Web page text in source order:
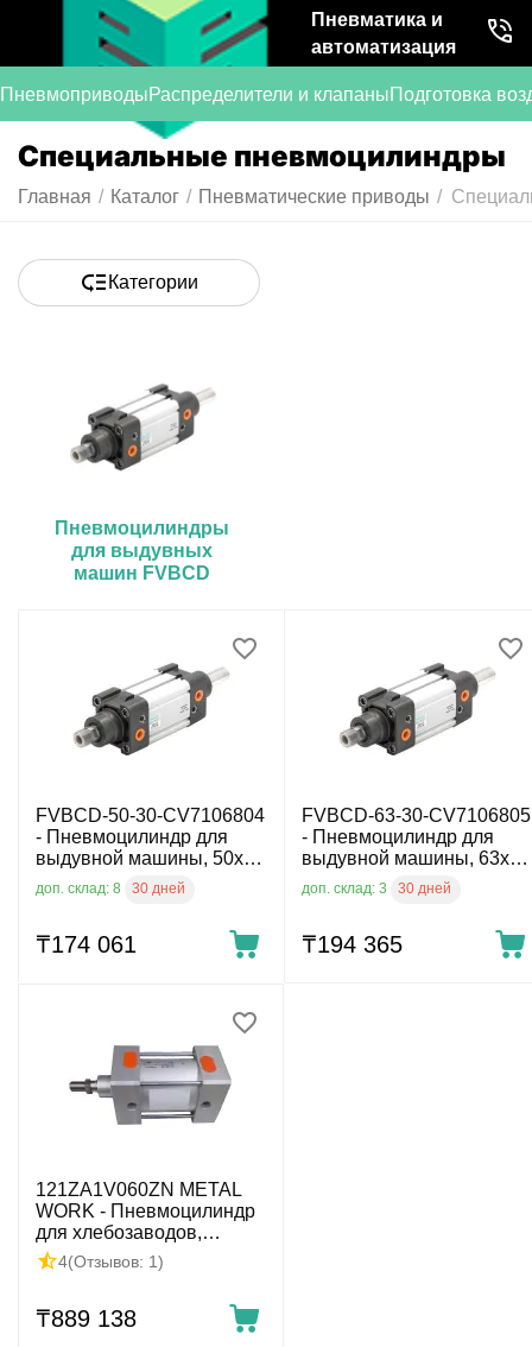
Пневматика и
автоматизация
ПневмоприводыРаспределители и клапаныПодготовка
Специальные пневмоцилиндры
Главная / Каталог / Пневматические приводы /
Категории
Пневмоцилиндры
для выдувных
машин FVBCD
FVBCD-50-30-CV7106804
- Пневмоцилиндр для
выдувной машины, 50x30
мм, двуст. полый шток
доп. склад: 8 30 дней
₸174 061
FVBCD-63-30-CV7106805
- Пневмоцилиндр для
выдувной машины, 63x30
мм, двуст. полый шток
доп. склад: 3 30 дней
₸194 365
121ZA1V060ZN METAL
WORK - Пневмоцилиндр
для хлебозаводов,
100x60 мм, G1/2
4(Отзывов: 1)
₸889 138